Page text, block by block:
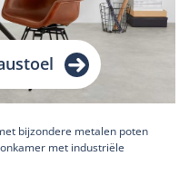
bijzondere metalen poten
met industriële